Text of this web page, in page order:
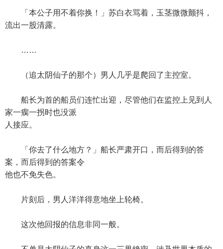
「本公子用不着你换！」苏白衣骂着，玉茎微微颤抖，
流出一股清露。
……
（追太阴仙子的那个）男人几乎是爬回了主控室。
船长为首的船员们连忙出迎，尽管他们在监控上见到人
家一瘸一拐时也没派
人接应。
「你去了什么地方？」船长严肃开口，而后得到的答
案，而后得到的答案令
他也不免失色。
片刻后，男人洋洋得意地坐上轮椅。
这次他回报的信息非同一般。